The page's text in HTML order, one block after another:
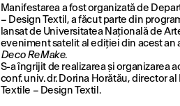
Manifestarea a fost organizată de
– Design Textil, a făcut parte din
lansat de Universitatea Națională de
eveniment satelit al ediției din acest an
Deco ReMake.
S-a îngrijit de realizarea și organizarea
conf. univ. dr. Dorina Horătău, director
Textile – Design Textil.